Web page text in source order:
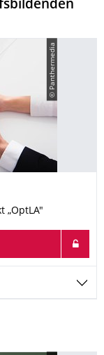
© Panthermedia
„OptLA"